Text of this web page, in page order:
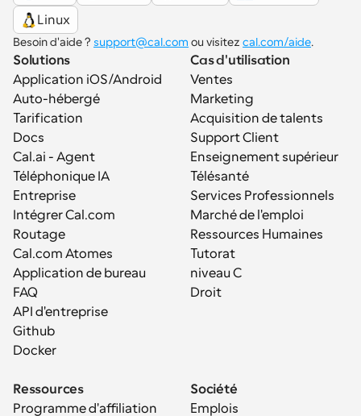
Linux
Besoin d'aide ? support@cal.com ou visitez cal.com/aide.
Solutions
Application iOS/Android
Auto-hébergé
Tarification
Docs
Cal.ai - Agent
Téléphonique IA
Entreprise
Intégrer Cal.com
Routage
Cal.com Atomes
Application de bureau
FAQ
API d'entreprise
Github
Docker
Cas d'utilisation
Ventes
Marketing
Acquisition de talents
Support Client
Enseignement supérieur
Télésanté
Services Professionnels
Marché de l'emploi
Ressources Humaines
Tutorat
niveau C
Droit
Ressources
Programme d'affiliation
Société
Emplois